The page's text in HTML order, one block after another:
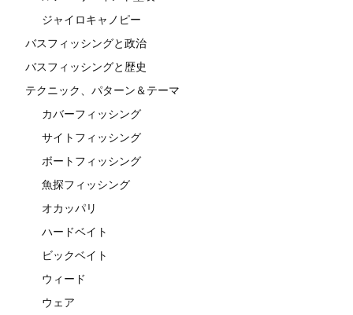
ジャイロキャノピー
バスフィッシングと政治
バスフィッシングと歴史
テクニック、パターン＆テーマ
カバーフィッシング
サイトフィッシング
ボートフィッシング
魚探フィッシング
オカッパリ
ハードベイト
ビックベイト
ウィード
ウェア